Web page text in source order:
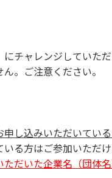
ャレンジしていただ
ご注意ください。
し込みいただいてい
はご参加いただけ
だいた企業名（団体